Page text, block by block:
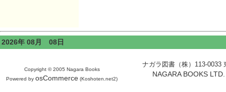
2026年 08月 08日
Copyright © 2005 Nagara Books
Powered by osCommerce (Koshoten.net2)
ナガラ図書（株）113-
NAGARA BOOKS